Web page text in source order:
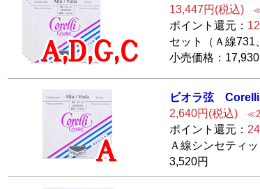
13,447円(税込)
ポイント還元：
セット（Ａ線731
小売価格：17,930
ビオラ弦 Corell
2,640円(税込)
ポイント還元：
Ａ線シンセティ
3,520円